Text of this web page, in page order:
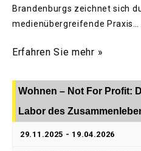
Brandenburgs zeichnet sich
medienübergreifende Praxis…
Erfahren Sie mehr »
Wohnen – Not For Profit:
Labor des
29.11.2025 - 19.04.2026